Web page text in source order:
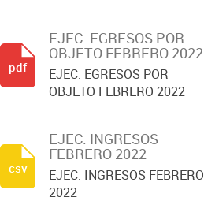
EJEC. EGRESOS POR
OBJETO FEBRERO 2022
EJEC. EGRESOS POR
OBJETO FEBRERO 2022
pdf
EJEC. INGRESOS
FEBRERO 2022
EJEC. INGRESOS FEBRERO
2022
csv